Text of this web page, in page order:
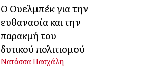
Ο Ουελμπέκ για την
ευθανασία και την
παρακμή του
δυτικού πολιτισμού
Νατάσσα Πασχάλη